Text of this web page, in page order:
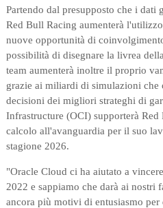
Partendo dal presupposto che i dati
Red Bull Racing aumenterà
nuove opportunità di
possibilità di disegnare la livrea
team aumenterà inoltre il proprio
grazie ai miliardi di simulazioni che
decisioni dei migliori strateghi di
Infrastructure (OCI) supporterà
calcolo all'avanguardia per il suo
stagione 2026.
"Oracle Cloud ci ha aiutato a
2022 e sappiamo che darà ai nostri
ancora più motivi di entusiasmo per